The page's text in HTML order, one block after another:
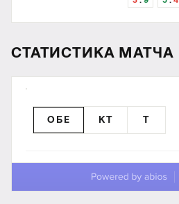
СТАТИСТИКА МАТЧА
ОБЕ КТ T